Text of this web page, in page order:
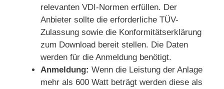
relevanten VDI-Normen erfüllen. Der
Anbieter sollte die erforderliche TÜV-
Zulassung sowie die Konformitätserklärung
zum Download bereit stellen. Die Daten
werden für die Anmeldung benötigt.
Anmeldung: Wenn die Leistung der Anlage
mehr als 600 Watt beträgt werden diese als